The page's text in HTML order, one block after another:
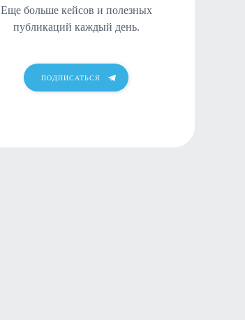
Еще больше кейсов и полезных
публикаций каждый день.
ПОДПИСАТЬСЯ